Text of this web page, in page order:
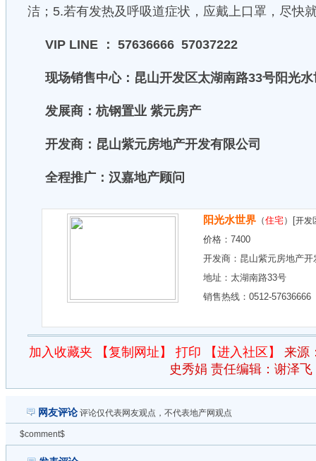
洁；5.若有发热及呼吸道症状，应戴上口罩，尽快
VIP LINE ： 57636666 57037222
现场销售中心：昆山开发区太湖南路33号阳光
发展商：杭钢置业 紫元房产
开发商：昆山紫元房地产开发有限公司
全程推广：汉嘉地产顾问
阳光水世界 （住宅）[开发
价格： 7400
开发商： 昆山紫元房地产
地址： 太湖南路33号
销售热线：0512-57636666
加入收藏夹 【复制网址】 打印 【进入社区】
来源
史秀娟 责任编辑：谢泽飞
网友评论 评论仅代表网友观点，不代表地产网观点
$comment$